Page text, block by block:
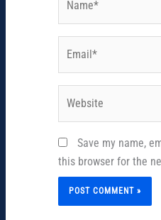
Save my name,
this browser for the